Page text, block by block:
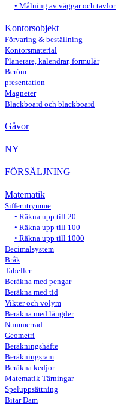
Målning av väggar och tavlor
Kontorsobjekt
Förvaring & beställning
Kontorsmaterial
Planerare, kalendrar, formulär
Beröm
presentation
Magneter
Blackboard och blackboard
Gåvor
NY
FÖRSÄLJNING
Matematik
Sifferutrymme
Räkna upp till 20
Räkna upp till 100
Räkna upp till 1000
Decimalsystem
Bråk
Tabeller
Beräkna med pengar
Beräkna med tid
Vikter och volym
Beräkna med längder
Nummerrad
Geometri
Beräkningshäfte
Beräkningsram
Beräkna kedjor
Matematik Tärningar
Speluppsättning
Bitar Dam